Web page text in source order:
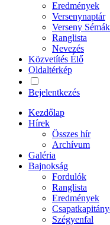
Eredmények
Versenynaptár
Verseny Sémák
Ranglista
Nevezés
Közvetítés Élő
Oldaltérkép
Bejelentkezés
Kezdőlap
Hírek
Összes hír
Archívum
Galéria
Bajnokság
Fordulók
Ranglista
Eredmények
Szégyenfal